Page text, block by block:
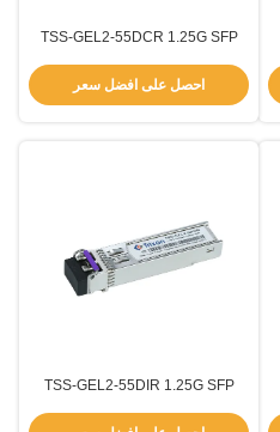
1550nm / 1310nm طول الموجة -40
TSS-GEL2-55DCR 1.25G SFP
احصل على افضل سعر
TSS-GEL2-55DIR 1.25G SFP